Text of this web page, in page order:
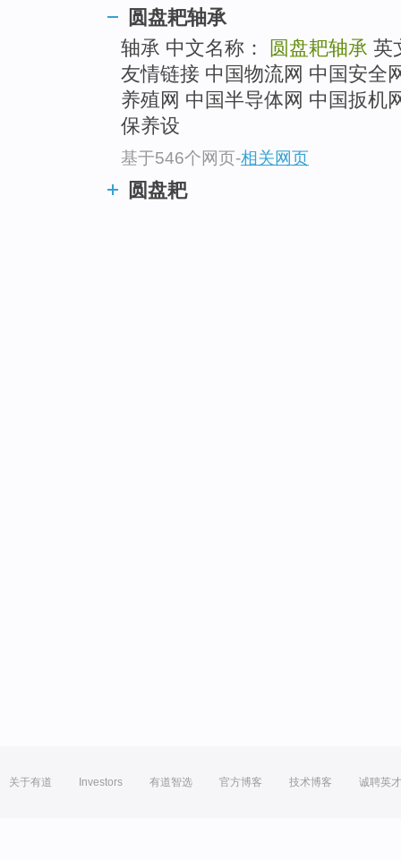
圆盘耙轴承
轴承 中文名称：
圆盘耙轴承 英
友情链接 中国物流网 中国安全
养殖网 中国半导体网 中国扳机
保养设
基于546个网页-相关网页
圆盘耙
关于有道 Investors 有道智选 官方博客 技术博客 诚聘英才